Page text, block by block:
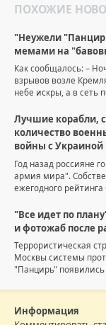
ПОХОЖИЕ
"Неужели
мемами на
Как сообщалось: –
взрывов возле
небе искры, а в сеть
Лучшие корабли,
количество
войны с Украиной
Год назад россияне
армия мира".
ежегодного рейтинга
"Все идет по
и фотожаб после
Террористическая
Москвы системы
"Панцирь"
Информация